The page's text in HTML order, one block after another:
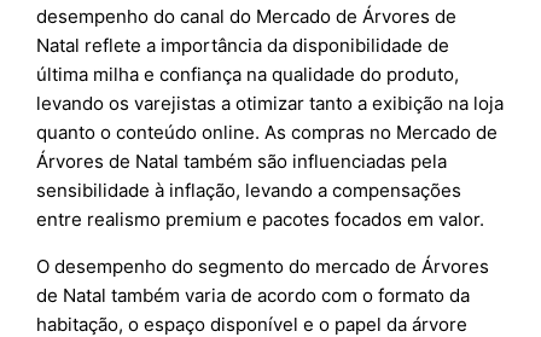
desempenho do canal do Mercado de Árvores de
Natal reflete a importância da disponibilidade de
última milha e confiança na qualidade do produto,
levando os varejistas a otimizar tanto a exibição na loja
quanto o conteúdo online. As compras no Mercado de
Árvores de Natal também são influenciadas pela
sensibilidade à inflação, levando a compensações
entre realismo premium e pacotes focados em valor.
O desempenho do segmento do mercado de Árvores
de Natal também varia de acordo com o formato da
habitação, o espaço disponível e o papel da árvore